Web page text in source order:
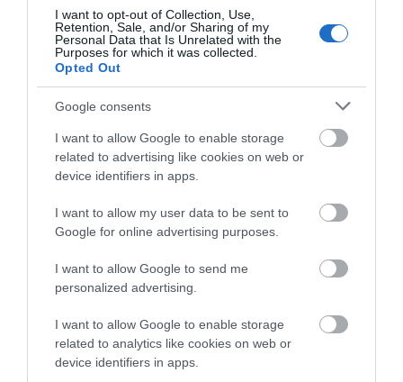
I want to opt-out of Collection, Use,
Retention, Sale, and/or Sharing of my
Personal Data that Is Unrelated with the
Purposes for which it was collected.
Opted Out
Google consents
I want to allow Google to enable storage
related to advertising like cookies on web or
device identifiers in apps.
I want to allow my user data to be sent to
Google for online advertising purposes.
I want to allow Google to send me
personalized advertising.
I want to allow Google to enable storage
related to analytics like cookies on web or
device identifiers in apps.
Αυτές είναι οι επικίνδυνες
εβδομάδες του ελληνικού
καλοκαιριού για φωτιές
07.08.2026 | 12:00
Χωρίς νερό τώρα περιοχές της
Χαλκίδας
07.08.2026 | 11:45
Δελφίνια κολυμπούν δίπλα σε
σκάφος τουριστών – Δείτε βίντεο
αγωνίας για ιστιοφόρο με ξένους
επιβάτες
07.08.2026 | 11:15
Νεκρός ανασύρθηκε
69χρονος λουόμενος
Πώς θα πληρωθούν
όσοι δουλέψουν στις 15
Αυτές είναι οι
καλοκαιριού για
φωτιές